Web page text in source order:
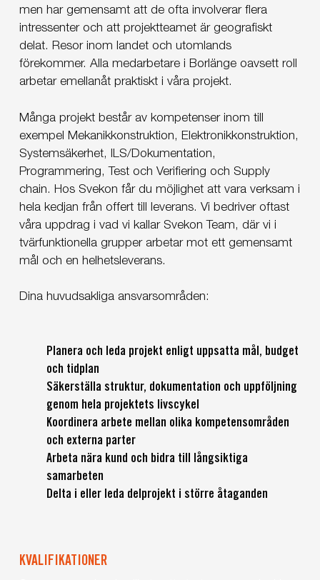
men har gemensamt att de ofta involverar flera
intressenter och att projektteamet är geografiskt
delat. Resor inom landet och utomlands
förekommer. Alla medarbetare i Borlänge oavsett roll
arbetar emellanåt praktiskt i våra projekt.
Många projekt består av kompetenser inom till
exempel Mekanikkonstruktion, Elektronikkonstruktion,
Systemsäkerhet, ILS/Dokumentation,
Programmering, Test och Verifiering och Supply
chain. Hos Svekon får du möjlighet att vara verksam i
hela kedjan från offert till leverans. Vi bedriver oftast
våra uppdrag i vad vi kallar Svekon Team, där vi i
tvärfunktionella grupper arbetar mot ett gemensamt
mål och en helhetsleverans.
Dina huvudsakliga ansvarsområden:
Planera och leda projekt enligt uppsatta mål, budget
och tidplan
Säkerställa struktur, dokumentation och uppföljning
genom hela projektets livscykel
Koordinera arbete mellan olika kompetensområden
och externa parter
Arbeta nära kund och bidra till långsiktiga
samarbeten
Delta i eller leda delprojekt i större åtaganden
KVALIFIKATIONER